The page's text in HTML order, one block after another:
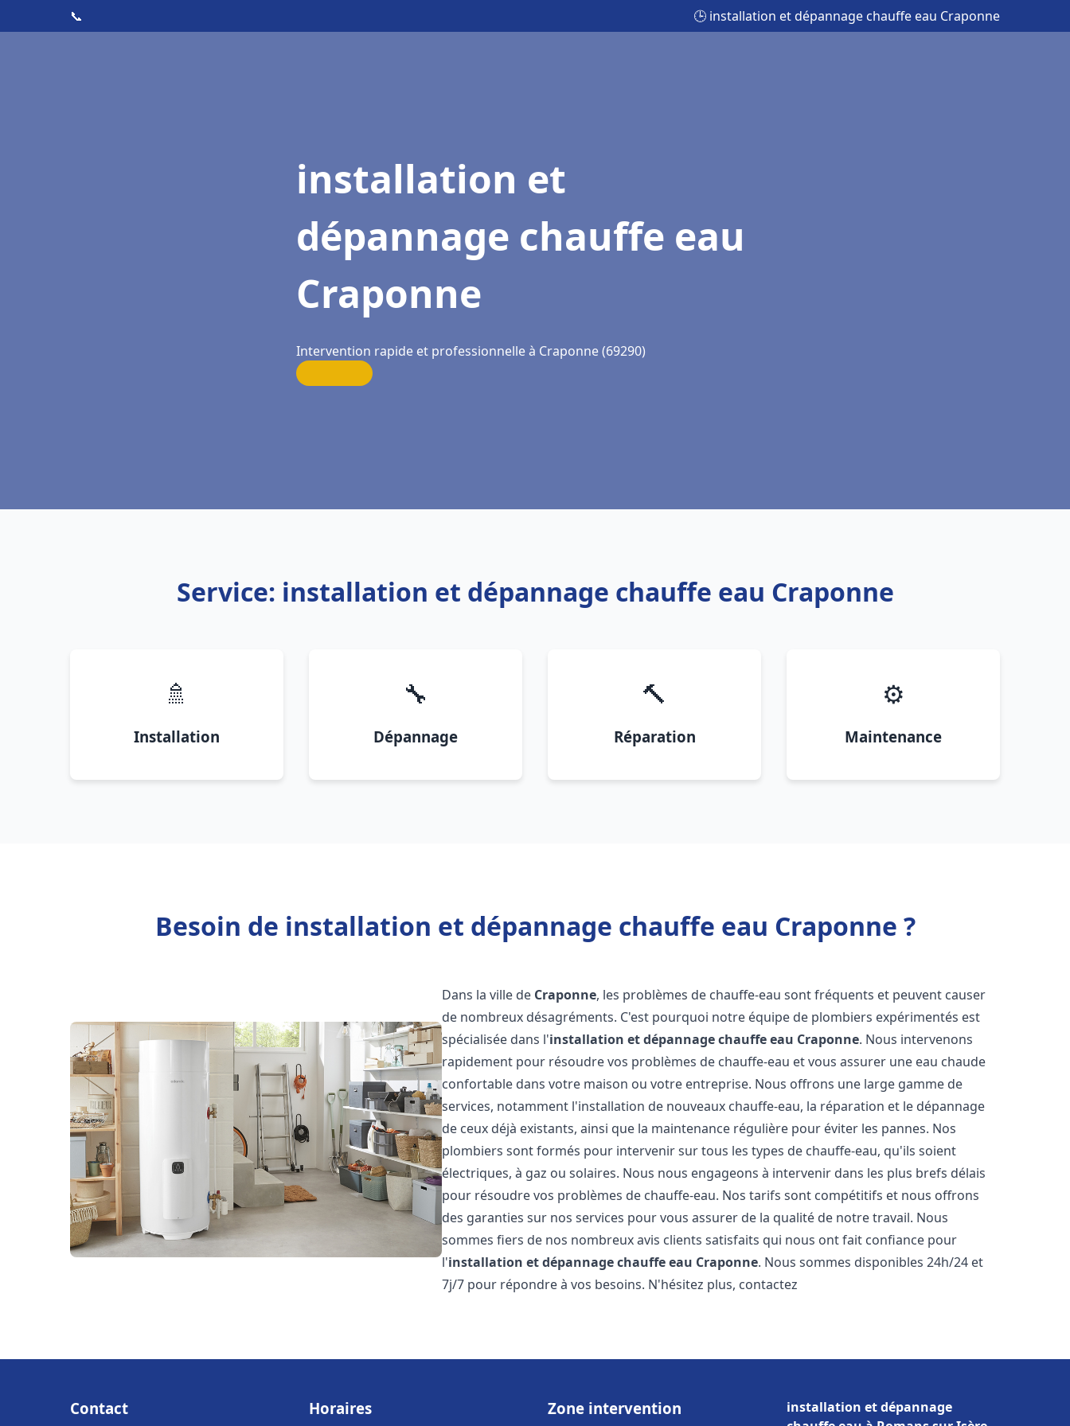
📞 🕒 installation et dépannage chauffe eau Craponne
installation et
dépannage chauffe eau
Craponne
Intervention rapide et professionnelle à Craponne (69290)
Service: installation et dépannage chauffe eau Craponne
🚿
Installation
🔧
Dépannage
🔨
Réparation
⚙️
Maintenance
Besoin de installation et dépannage chauffe eau Craponne ?
Dans la ville de Craponne, les problèmes de chauffe-eau sont fréquents et peuvent causer
de nombreux désagréments. C'est pourquoi notre équipe de plombiers expérimentés est
spécialisée dans l'installation et dépannage chauffe eau Craponne. Nous intervenons
rapidement pour résoudre vos problèmes de chauffe-eau et vous assurer une eau chaude
confortable dans votre maison ou votre entreprise. Nous offrons une large gamme de
services, notamment l'installation de nouveaux chauffe-eau, la réparation et le dépannage
de ceux déjà existants, ainsi que la maintenance régulière pour éviter les pannes. Nos
plombiers sont formés pour intervenir sur tous les types de chauffe-eau, qu'ils soient
électriques, à gaz ou solaires. Nous nous engageons à intervenir dans les plus brefs délais
pour résoudre vos problèmes de chauffe-eau. Nos tarifs sont compétitifs et nous offrons
des garanties sur nos services pour vous assurer de la qualité de notre travail. Nous
sommes fiers de nos nombreux avis clients satisfaits qui nous ont fait confiance pour
l'installation et dépannage chauffe eau Craponne. Nous sommes disponibles 24h/24 et
7j/7 pour répondre à vos besoins. N'hésitez plus, contactez
Contact Horaires Zone intervention
installation et dépannage